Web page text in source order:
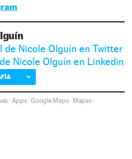
de Nicole Olguín en Twitter
Nicole Olguín en Linkedin
· Apps·Google Maps· Mapas·